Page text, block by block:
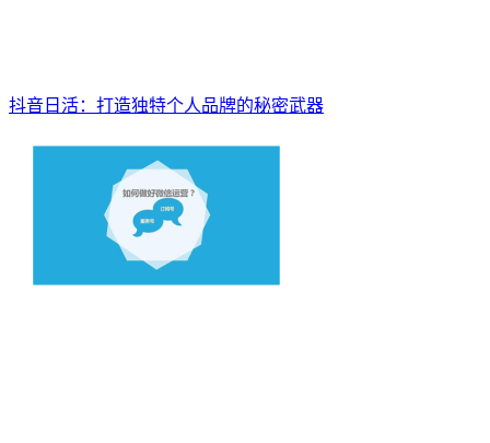
抖音日活：打造独特个人品牌的秘密武器